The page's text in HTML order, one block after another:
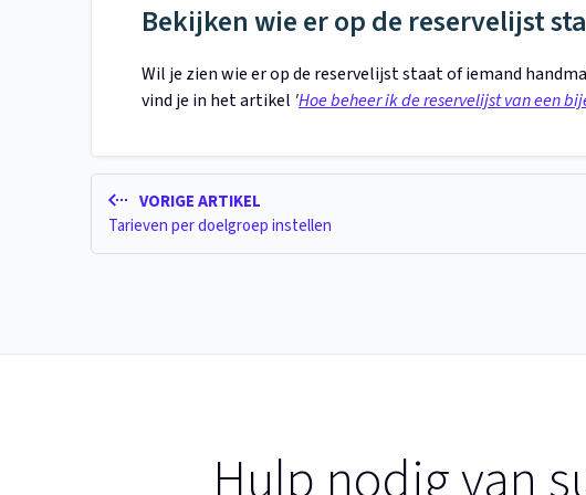
Bekijken wie er op de reservelijst
Wil je zien wie er op de reservelijst staat of iemand
vind je in het artikel 'Hoe beheer ik de reservelijst van een
VORIGE ARTIKEL
Tarieven per doelgroep instellen